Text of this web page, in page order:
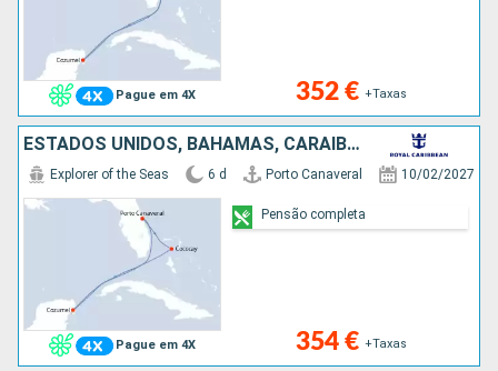
Pague em 4X 352 € +Taxas
ESTADOS UNIDOS, BAHAMAS, CARAIBAS - MEXICO
Pague em 4X
Explorer of the Seas 6 d Porto Canaveral 10/02/2027
354 € +Taxas
Pensão completa